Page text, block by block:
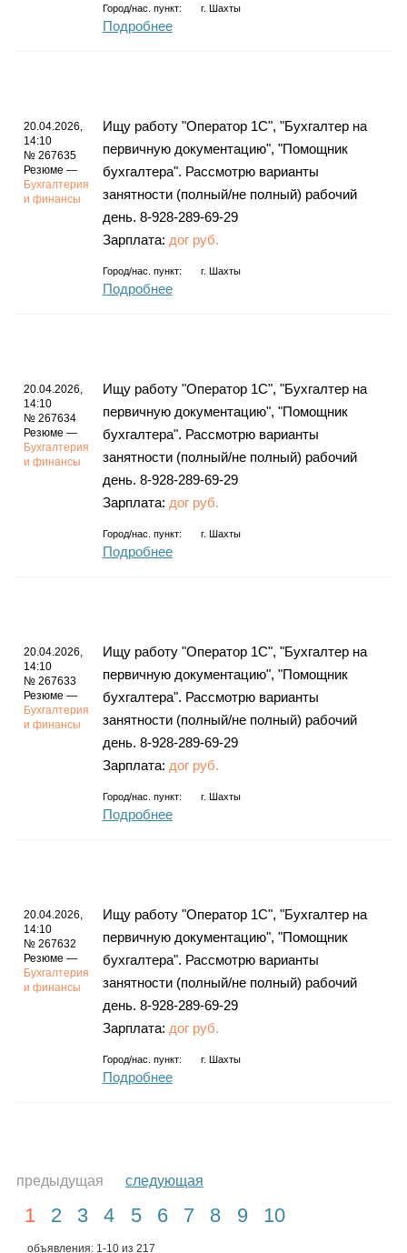
Город/нас. пункт: г. Шахты
Подробнее
20.04.2026,
14:10
№ 267635
Резюме —
Бухгалтерия
и финансы
Ищу работу "Оператор 1С", "Бухгалтер на
первичную документацию", "Помощник
бухгалтера". Рассмотрю варианты
занятности (полный/не полный) рабочий
день. 8-928-289-69-29
Зарплата: дог руб.
Город/нас. пункт: г. Шахты
Подробнее
20.04.2026,
14:10
№ 267634
Резюме —
Бухгалтерия
и финансы
Ищу работу "Оператор 1С", "Бухгалтер на
первичную документацию", "Помощник
бухгалтера". Рассмотрю варианты
занятности (полный/не полный) рабочий
день. 8-928-289-69-29
Зарплата: дог руб.
Город/нас. пункт: г. Шахты
Подробнее
20.04.2026,
14:10
№ 267633
Резюме —
Бухгалтерия
и финансы
Ищу работу "Оператор 1С", "Бухгалтер на
первичную документацию", "Помощник
бухгалтера". Рассмотрю варианты
занятности (полный/не полный) рабочий
день. 8-928-289-69-29
Зарплата: дог руб.
Город/нас. пункт: г. Шахты
Подробнее
20.04.2026,
14:10
№ 267632
Резюме —
Бухгалтерия
и финансы
Ищу работу "Оператор 1С", "Бухгалтер на
первичную документацию", "Помощник
бухгалтера". Рассмотрю варианты
занятности (полный/не полный) рабочий
день. 8-928-289-69-29
Зарплата: дог руб.
Город/нас. пункт: г. Шахты
Подробнее
предыдущая следующая
1 2 3 4 5 6 7 8 9 10
объявления: 1-10 из 217